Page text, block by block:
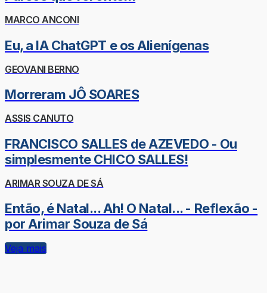
MARCO ANCONI
Eu, a IA ChatGPT e os Alienígenas
GEOVANI BERNO
Morreram JÔ SOARES
ASSIS CANUTO
FRANCISCO SALLES de AZEVEDO - Ou
simplesmente CHICO SALLES!
ARIMAR SOUZA DE SÁ
Então, é Natal... Ah! O Natal... - Reflexão -
por Arimar Souza de Sá
Veja mais